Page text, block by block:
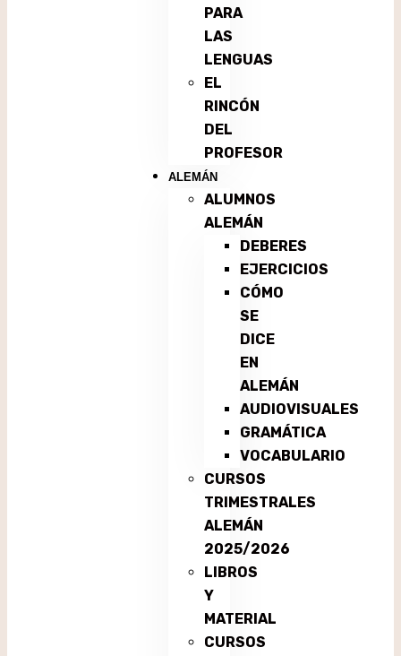
PARA
LAS
LENGUAS
EL
RINCÓN
DEL
PROFESOR
ALEMÁN
ALUMNOS
ALEMÁN
DEBERES
EJERCICIOS
CÓMO
SE
DICE
EN
ALEMÁN
AUDIOVISUALES
GRAMÁTICA
VOCABULARIO
CURSOS
TRIMESTRALES
ALEMÁN
2025/2026
LIBROS
Y
MATERIAL
CURSOS